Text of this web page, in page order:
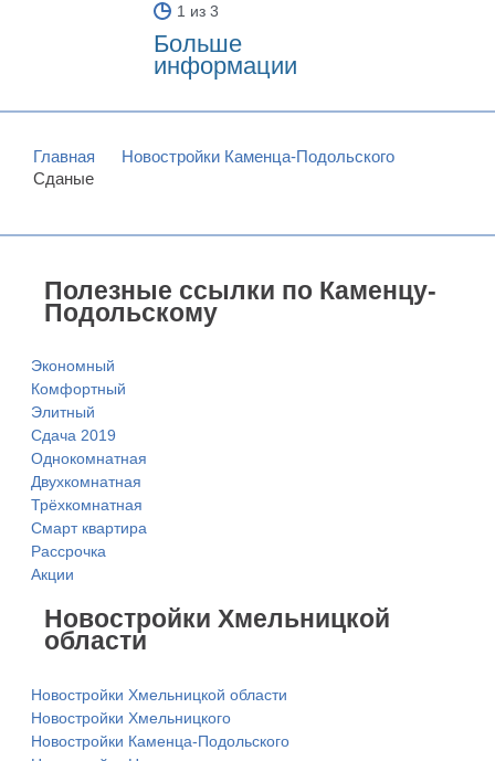
1 из 3
Больше
информации
Главная
Новостройки Каменца-Подольского
Сданые
Полезные ссылки по Каменцу-
Подольскому
Экономный
Комфортный
Элитный
Сдача 2019
Однокомнатная
Двухкомнатная
Трёхкомнатная
Смарт квартира
Рассрочка
Акции
Новостройки Хмельницкой
области
Новостройки Хмельницкой области
Новостройки Хмельницкого
Новостройки Каменца-Подольского